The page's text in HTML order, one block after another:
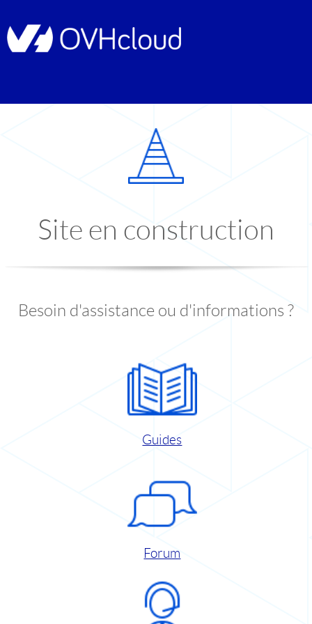
Site en construction
Besoin d'assistance ou d'informations ?
Guides
Forum